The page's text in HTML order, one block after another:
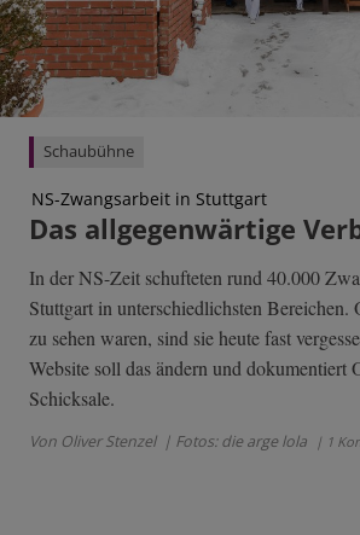
Schaubühne
NS-Zwangsarbeit in Stuttgart
Das allgegenwärtige
In der NS-Zeit schufteten rund 40.000
Stuttgart in unterschiedlichsten Bereichen.
zu sehen waren, sind sie heute fast
Website soll das ändern und dokumentiert
Schicksale.
Von Oliver Stenzel | Fotos: die arge lola | 1